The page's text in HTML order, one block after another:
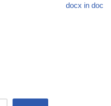
docx in doc